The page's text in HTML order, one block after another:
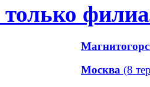
только
Москва (8